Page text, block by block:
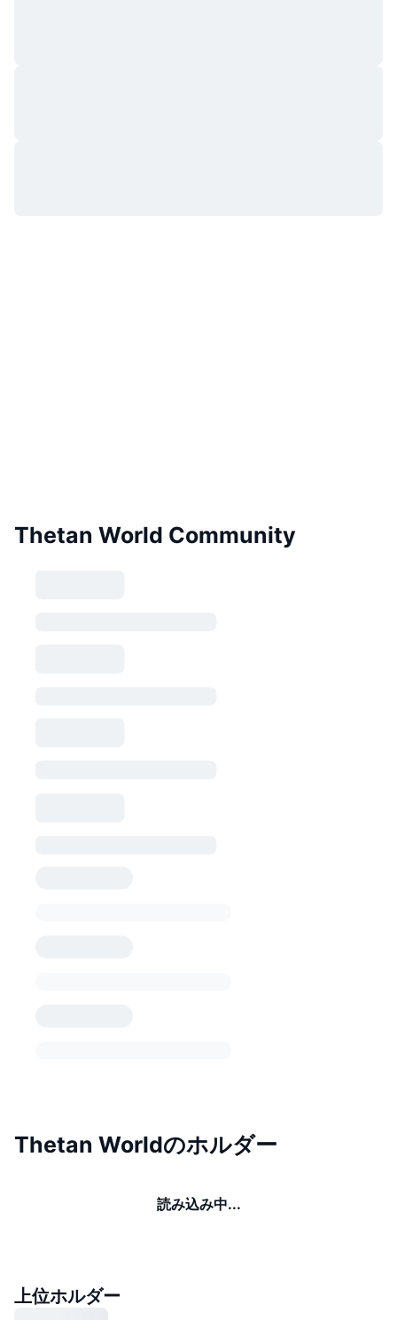
Thetan World Community
Thetan Worldのホルダー
読み込み中...
上位ホルダー